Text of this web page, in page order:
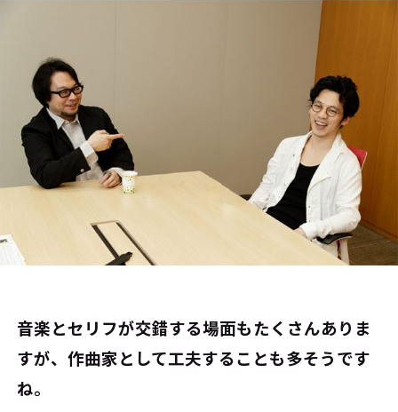
――音楽とセリフが交錯する場面もたくさんありま
すが、作曲家として工夫することも多そうです
ね。